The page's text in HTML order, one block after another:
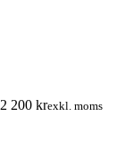
2 200 krPrisintervall:
exkl. moms